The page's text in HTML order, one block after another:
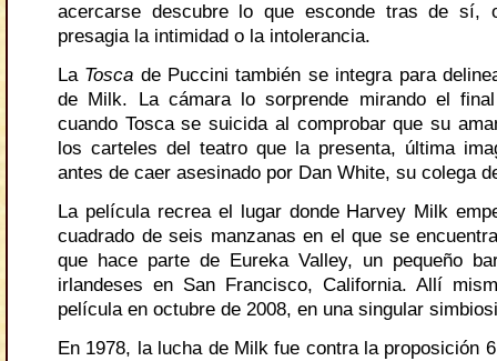
acercarse descubre lo que esconde tras de sí,
presagia la intimidad o la intolerancia.
La Tosca de Puccini también se integra para
de Milk. La cámara lo sorprende mirando el
cuando Tosca se suicida al comprobar que su
los carteles del teatro que la presenta, última
antes de caer asesinado por Dan White, su colega
La película recrea el lugar donde Harvey Milk
cuadrado de seis manzanas en el que se
que hace parte de Eureka Valley, un pequeño
irlandeses en San Francisco, California. Allí
película en octubre de 2008, en una singular
En 1978, la lucha de Milk fue contra la proposición